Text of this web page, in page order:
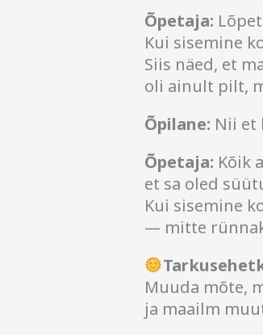
Õpetaja:
Kui sisemine
Siis näed, et
oli ainult pilt,
Õpilane: Nii et
Õpetaja: Kõik
et sa oled
Kui sisemine
— mitte
Muuda mõte,
ja maailm